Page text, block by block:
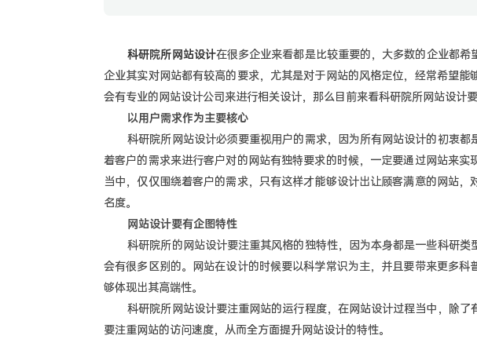
科研院所网站设计在很多企业来看都是比较重要的，大多数的企业都
企业其实对网站都有较高的要求，尤其是对于网站的风格定位，经常希望
会有专业的网站设计公司来进行相关设计，那么目前来看科研院所网站设计
以用户需求作为主要核心
科研院所网站设计必须要重视用户的需求，因为所有网站设计的初衷都
着客户的需求来进行客户对的网站有独特要求的时候，一定要通过网站来
当中，仅仅围绕着客户的需求，只有这样才能够设计出让顾客满意的网站，
名度。
网站设计要有企图特性
科研院所的网站设计要注重其风格的独特性，因为本身都是一些科研类
会有很多区别的。网站在设计的时候要以科学常识为主，并且要带来更多
够体现出其高端性。
科研院所网站设计要注重网站的运行程度，在网站设计过程当中，除了
要注重网站的访问速度，从而全方面提升网站设计的特性。